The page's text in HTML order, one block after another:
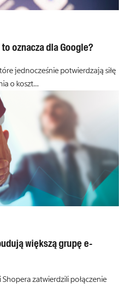
oznacza dla Google?
jednocześnie potwierdzają siłę
o koszt…
większą grupę e-
zatwierdzili połączenie